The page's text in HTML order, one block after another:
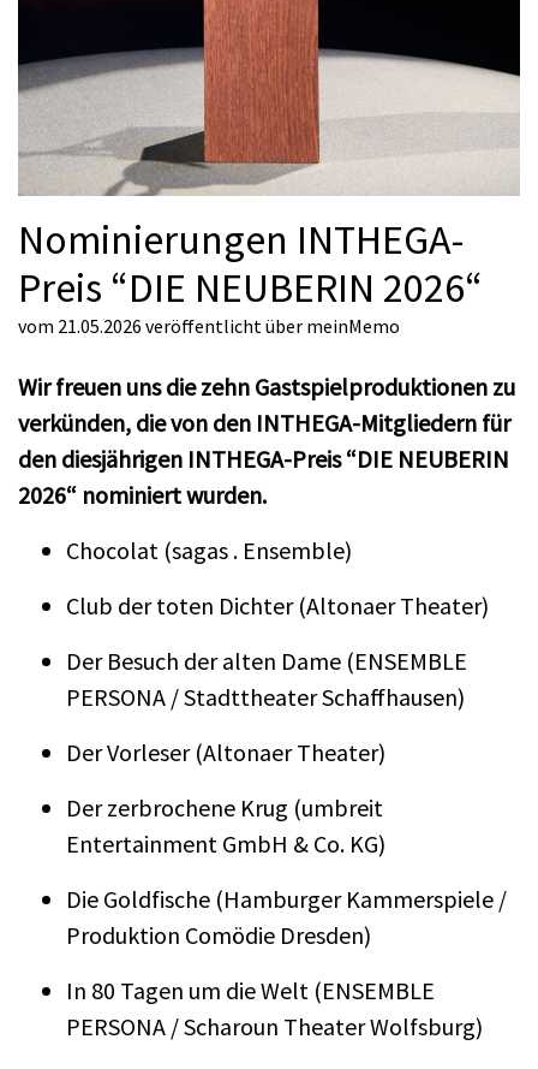
Nominierungen INTHEGA-
Preis “DIE NEUBERIN 2026“
vom 21.05.2026 veröffentlicht über meinMemo
Wir freuen uns die zehn Gastspielproduktionen zu
verkünden, die von den INTHEGA-Mitgliedern für
den diesjährigen INTHEGA-Preis “DIE NEUBERIN
2026“ nominiert wurden.
Chocolat (sagas . Ensemble)
Club der toten Dichter (Altonaer Theater)
Der Besuch der alten Dame (ENSEMBLE
PERSONA / Stadttheater Schaffhausen)
Der Vorleser (Altonaer Theater)
Der zerbrochene Krug (umbreit
Entertainment GmbH & Co. KG)
Die Goldfische (Hamburger Kammerspiele /
Produktion Comödie Dresden)
In 80 Tagen um die Welt (ENSEMBLE
PERSONA / Scharoun Theater Wolfsburg)